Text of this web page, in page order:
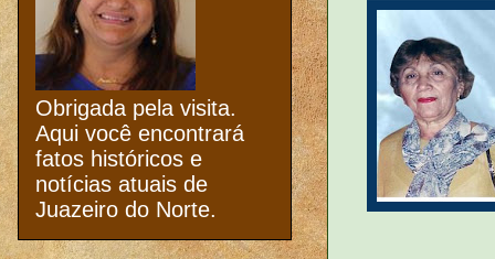
Obrigada pela visita.
Aqui você encontrará
fatos históricos e
notícias atuais de
Juazeiro do Norte.